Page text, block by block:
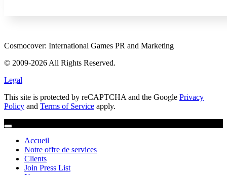
Cosmocover: International Games PR and Marketing
© 2009-2026 All Rights Reserved.
Legal
This site is protected by reCAPTCHA and the Google Privacy
Policy and Terms of Service apply.
Accueil
Notre offre de services
Clients
Join Press List